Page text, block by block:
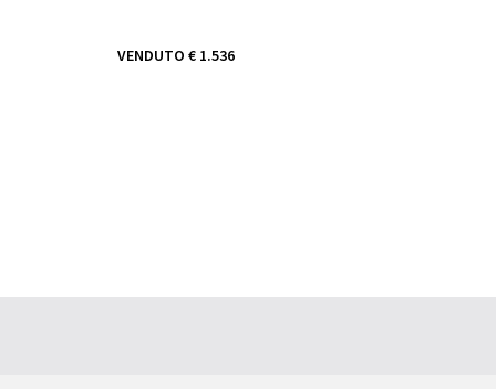
VENDUTO € 1.536